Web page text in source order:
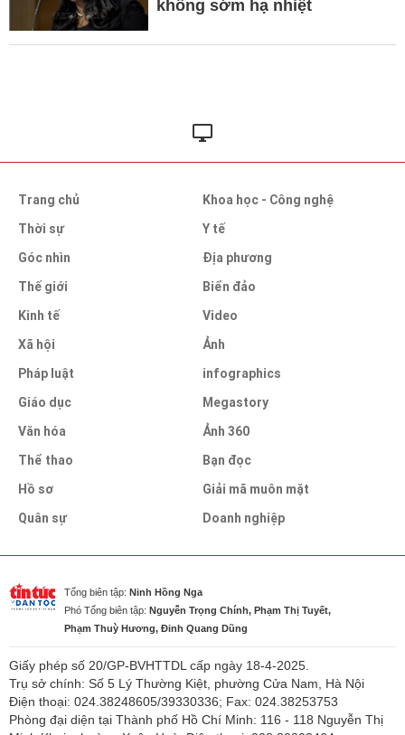
không sớm hạ nhiệt
Trang chủ
Thời sự
Góc nhìn
Thế giới
Kinh tế
Xã hội
Pháp luật
Giáo dục
Văn hóa
Thể thao
Hồ sơ
Quân sự
Khoa học - Công nghệ
Y tế
Địa phương
Biển đảo
Video
Ảnh
infographics
Megastory
Ảnh 360
Bạn đọc
Giải mã muôn mặt
Doanh nghiệp
Tổng biên tập: Ninh Hồng Nga
Phó Tổng biên tập: Nguyễn Trọng Chính, Phạm Thị Tuyết,
Phạm Thuỳ Hương, Đinh Quang Dũng
Giấy phép số 20/GP-BVHTTDL cấp ngày 18-4-2025.
Trụ sở chính: Số 5 Lý Thường Kiệt, phường Cửa Nam, Hà Nội
Điện thoại: 024.38248605/39330336; Fax: 024.38253753
Phòng đại diện tại Thành phố Hồ Chí Minh: 116 - 118 Nguyễn Thị